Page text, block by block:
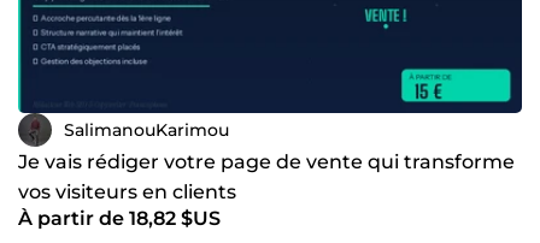
SalimanouKarimou
Je vais rédiger votre page de vente qui transforme
vos visiteurs en clients
À partir de 18,82 $US